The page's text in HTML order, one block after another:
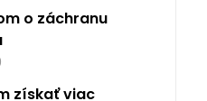
o záchranu
získať viac